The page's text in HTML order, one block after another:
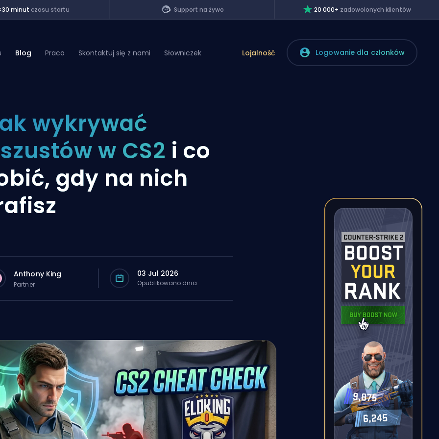
minutczasu startu Support na żywo 20 000+ zadowolonych klientów
Blog Praca Skontaktuj się z nami Słowniczek Lojalność Logowanie dla członków
wykrywać
w CS2 i co
gdy na nich
Anthony King
Partner
03 Jul 2026
Opublikowano dnia